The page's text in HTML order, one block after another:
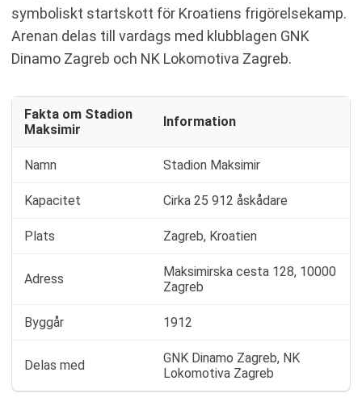
symboliskt startskott för Kroatiens frigörelsekamp.
Arenan delas till vardags med klubblagen GNK
Dinamo Zagreb och NK Lokomotiva Zagreb.
Fakta om Stadion
Maksimir
Information
Namn Stadion Maksimir
Kapacitet Cirka 25 912 åskådare
Plats Zagreb, Kroatien
Adress
Maksimirska cesta 128, 10000
Zagreb
Byggår 1912
Delas med
GNK Dinamo Zagreb, NK
Lokomotiva Zagreb